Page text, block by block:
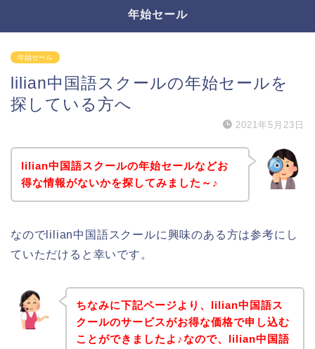
年始セール
年始セール
lilian中国語スクールの年始セールを
探している方へ
2021年5月23日
lilian中国語スクールの年始セールなどお
得な情報がないかを探してみました～♪
なのでlilian中国語スクールに興味のある方は参考にし
ていただけると幸いです。
ちなみに下記ページより、lilian中国語ス
クールのサービスがお得な価格で申し込む
ことができましたよ♪なので、lilian中国語